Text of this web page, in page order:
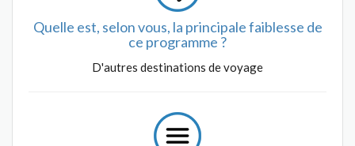
Quelle est, selon vous, la principale faiblesse de
ce programme ?
D'autres destinations de voyage